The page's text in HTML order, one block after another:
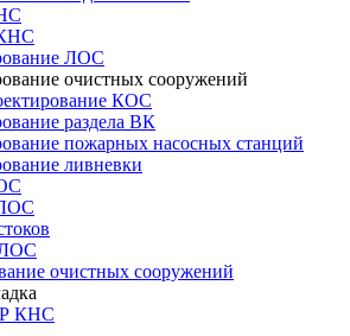
ЛОС
очистных сооружений
КОС
раздела ВК
пожарных насосных станций
ливневки
очистных сооружений
КНС